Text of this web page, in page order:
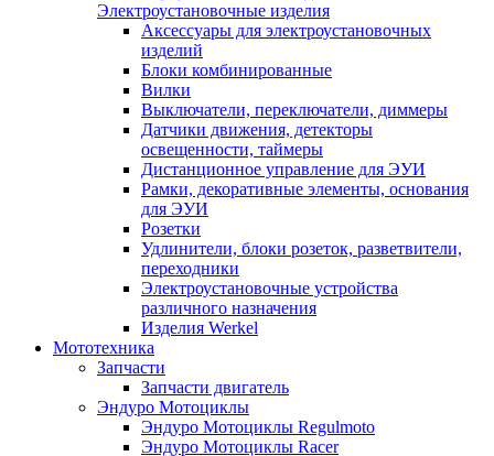
Электроустановочные изделия
Аксессуары для электроустановочных
изделий
Блоки комбинированные
Вилки
Выключатели, переключатели, диммеры
Датчики движения, детекторы
освещенности, таймеры
Дистанционное управление для ЭУИ
Рамки, декоративные элементы, основания
для ЭУИ
Розетки
Удлинители, блоки розеток, разветвители,
переходники
Электроустановочные устройства
различного назначения
Изделия Werkel
Мототехника
Запчасти
Запчасти двигатель
Эндуро Мотоциклы
Эндуро Мотоциклы Regulmoto
Эндуро Мотоциклы Racer